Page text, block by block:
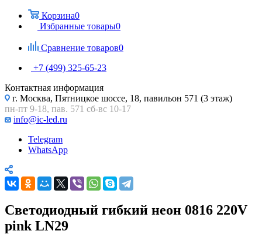
Корзина0
Избранные товары0
Сравнение товаров0
+7 (499) 325-65-23
Контактная информация
г. Москва, Пятницкое шоссе, 18, павильон 571 (3 этаж)
пн-пт 9-18, пав. 571 сб-вс 10-17
info@ic-led.ru
Telegram
WhatsApp
Светодиодный гибкий неон 0816 220V
pink LN29